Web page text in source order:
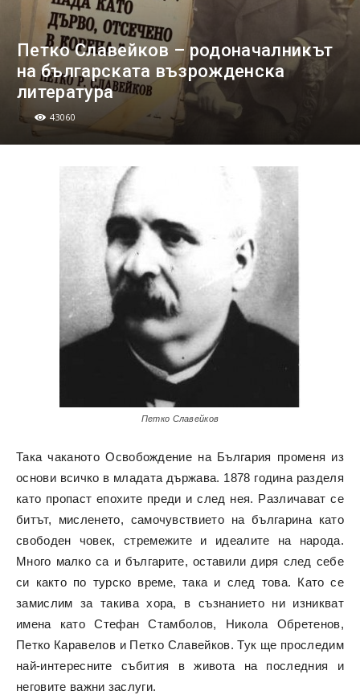
Петко Славейков – родоначалникът
на българската възрожденска
литература
43060
Петко Славейков
Така чаканото Освобождение на България променя из
основи всичко в младата държава. 1878 година разделя
като пропаст епохите преди и след нея. Различават се
битът, мисленето, самочувствието на българина като
свободен човек, стремежите и идеалите на народа.
Много малко са и българите, оставили диря след себе
си както по турско време, така и след това. Като се
замислим за такива хора, в съзнанието ни изникват
имена като Стефан Стамболов, Никола Обретенов,
Петко Каравелов и Петко Славейков. Тук ще проследим
най-интересните събития в живота на последния и
неговите важни заслуги.